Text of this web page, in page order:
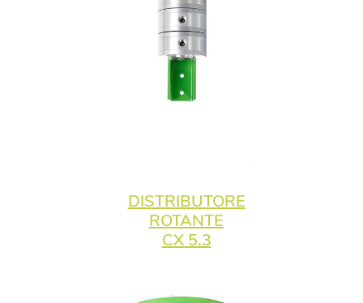
DISTRIBUTORE
ROTANTE
CX 5.3